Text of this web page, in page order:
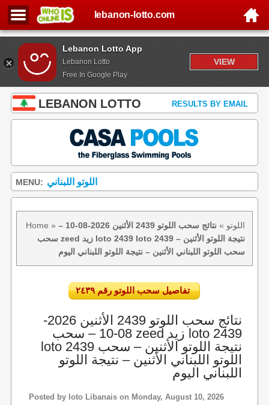
Lebanon Lotto App
Lebanon Lotto
Free In Google Play
VIEW
lebanon-lotto.com
LEBANON LOTTO RESULTS BY EMAIL
MENU: اللوتو اللبناني
Home » اللوتو »
نتائج سحب اللوتو 2439 الأثنين 2026-08-10 –
سحب zeed زيد loto 2439 loto 2439 نتيجة اللوتو الأثنين –
سحب اللوتو اللبناني الأثنين – نتيجة اللوتو اللبناني اليوم
تفاصيل سحب اللوتو رقم ٢٤٣٩
نتائج سحب اللوتو 2439 الأثنين 2026-
08-10 – سحب zeed زيد loto 2439
loto 2439 نتيجة اللوتو الأثنين – سحب
اللوتو اللبناني الأثنين – نتيجة اللوتو
اللبناني اليوم
Posted by loto Libanaison Monday, August 10, 2026